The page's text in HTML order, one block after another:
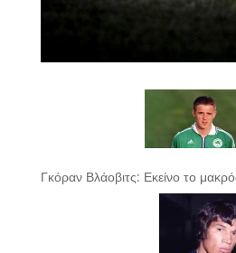
Γκόραν Βλάοβιτς: Εκείνο το